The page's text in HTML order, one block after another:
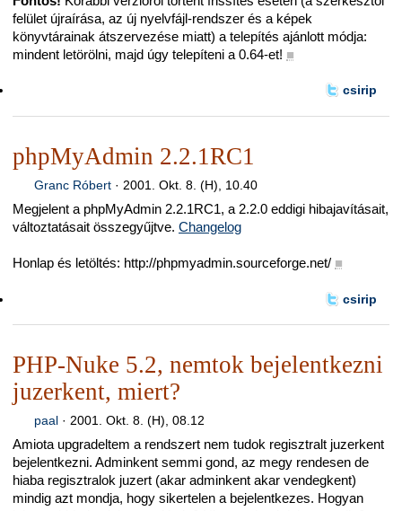
felület újraírása, az új nyelvfájl-rendszer és a képek
könyvtárainak átszervezése miatt) a telepítés ajánlott módja:
mindent letörölni, majd úgy telepíteni a 0.64-et! ■
csirip
phpMyAdmin 2.2.1RC1
Granc Róbert· 2001. Okt. 8. (H), 10.40
Megjelent a phpMyAdmin 2.2.1RC1, a 2.2.0 eddigi hibajavításait,
változtatásait összegyűjtve. Changelog
Honlap és letöltés: http://phpmyadmin.sourceforge.net/ ■
csirip
PHP-Nuke 5.2, nemtok bejelentkezni
juzerkent, miert?
paal· 2001. Okt. 8. (H), 08.12
Amiota upgradeltem a rendszert nem tudok regisztralt juzerkent
bejelentkezni. Adminkent semmi gond, az megy rendesen de
hiaba regisztralok juzert (akar adminkent akar vendegkent)
mindig azt mondja, hogy sikertelen a bejelentkezes. Hogyan